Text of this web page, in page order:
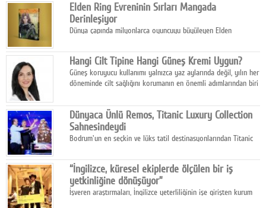
Elden Ring Evreninin Sırları Mangada
Derinleşiyor
Dünya çapında milyonlarca oyuncuyu büyüleyen Elden
aksiyonu ve karanlık fantastik atmosferi bir araya getirmeyi
sürdürüyor.
Hangi Cilt Tipine Hangi Güneş Kremi Uygun?
Güneş koruyucu kullanımı yalnızca yaz aylarında değil, yılın her
döneminde cilt sağlığını korumanın en önemli adımlarından biri
Dünyaca Ünlü Remos, Titanic Luxury Collection
Sahnesindeydi
Bodrum'un en seçkin ve lüks tatil destinasyonlarından Titanic
yaz etkinlikleri kapsamında uluslararası yıldızları ağırlamaya
devam ediyor
“İngilizce, küresel ekiplerde ölçülen bir iş
yetkinliğine dönüşüyor”
İşveren araştırmaları, İngilizce yeterliliğinin işe girişten kurum